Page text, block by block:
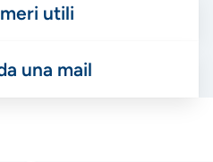
utili
una mail